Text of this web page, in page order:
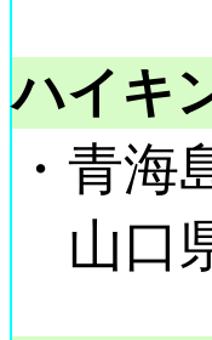
ハイキ
・青海
山口